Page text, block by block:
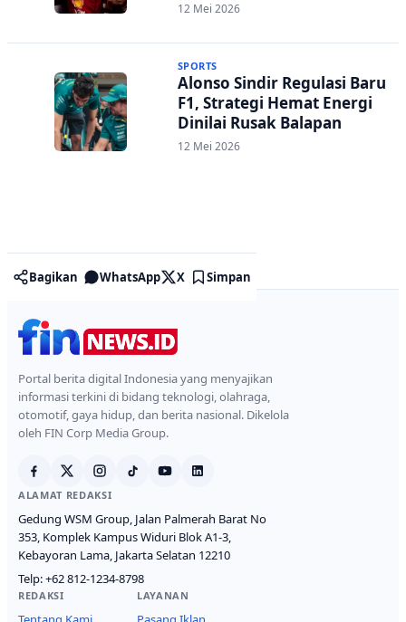
12 Mei 2026
SPORTS
Alonso Sindir Regulasi Baru
F1, Strategi Hemat Energi
Dinilai Rusak Balapan
12 Mei 2026
Bagikan WhatsApp X Simpan
Portal berita digital Indonesia yang menyajikan
informasi terkini di bidang teknologi, olahraga,
otomotif, gaya hidup, dan berita nasional. Dikelola
oleh FIN Corp Media Group.
ALAMAT REDAKSI
Gedung WSM Group, Jalan Palmerah Barat No
353, Komplek Kampus Widuri Blok A1-3,
Kebayoran Lama, Jakarta Selatan 12210
Telp:+62 812-1234-8798
REDAKSI LAYANAN